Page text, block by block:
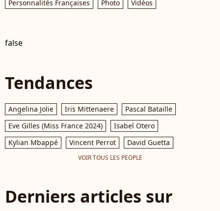
Personnalités Françaises Photo Vidéos
false
Tendances
Angelina Jolie Iris Mittenaere
Pascal Bataille
Eve Gilles (Miss France 2024)
Isabel Otero
Kylian Mbappé
Vincent Perrot David Guetta
VOIR TOUS LES PEOPLE
Derniers articles sur